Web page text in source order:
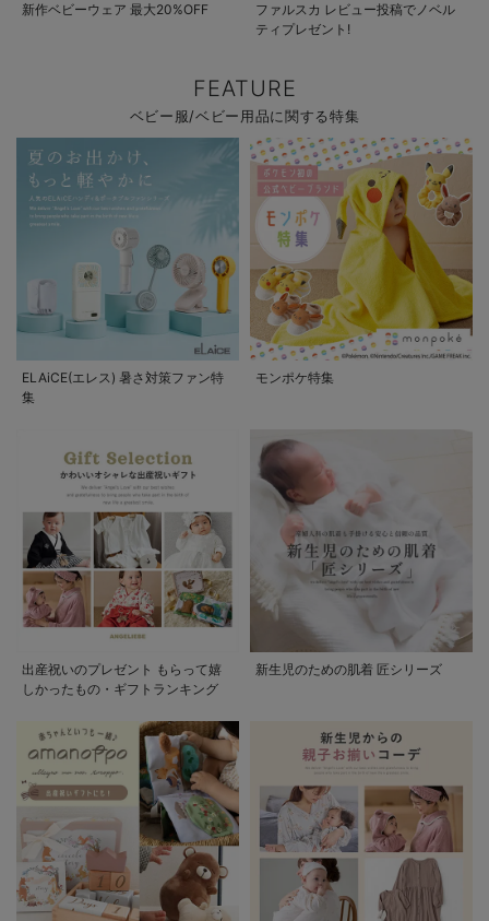
新作ベビーウェア 最大20%OFF
ファルスカ レビュー投稿でノベル
ティプレゼント!
FEATURE
ベビー服/ベビー用品に関する特集
ELAiCE(エレス) 暑さ対策ファン特
集
モンポケ特集
出産祝いのプレゼント もらって嬉
しかったもの・ギフトランキング
新生児のための肌着 匠シリーズ